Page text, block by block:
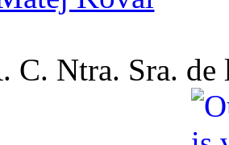
C. Ntra. Sra. de